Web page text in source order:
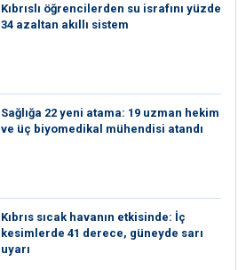
Kıbrıslı öğrencilerden su israfını yüzde
34 azaltan akıllı sistem
Sağlığa 22 yeni atama: 19 uzman hekim
ve üç biyomedikal mühendisi atandı
Kıbrıs sıcak havanın etkisinde: İç
kesimlerde 41 derece, güneyde sarı
uyarı